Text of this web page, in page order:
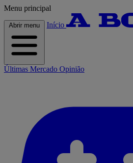
Menu principal
Abrir menu Início
Últimas Mercado Opinião